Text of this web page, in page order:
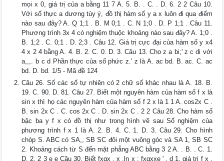
mọi x 0, giá trị của a bằng 11 7 A. 5. B. . C. . D. 6. 2 2 Câu 10.
Với số thực a dương tùy ý, đồ thị hàm số y a x luôn đi qua điểm
nào sau đây? A. Q 1;1 . B. M 0;1 . C. N 1;0 . D. P 1;1 . Câu 11.
Phương trình 3x 4 có nghiệm thuộc khoảng nào sau đây? A. 1;0 .
B. 1;2 . C. 0;1 . D. 2;3 . Câu 12. Giá trị cực đại của hàm số y x4
4 x 2 4 bằng A. 4. B. 2. C. 0. D. 3. Câu 13. Cho z a bi;' z c di với
a,,,. b c d Phần thực của số phức z.' z là A. ac bd. B. ac. C. ac
bd. D. bd. 1/5 - Mã đề 124
Câu 26. Số các số tự nhiên có 2 chữ số khác nhau là A. 18. B.
19. C. 90. D. 81. Câu 27. Biết một nguyên hàm của hàm số f x là
sin x thì họ các nguyên hàm của hàm số f 2 x là 1 1 A. cos2x C .
B. sin 2x C . C. cos 2x C . D. sin 2x C . 2 2 Câu 28. Cho hàm số
bậc ba y f x có đồ thị như trong hình vẽ sau Số nghiệm của
phương trình f x 1 là A. 2. B. 4. C. 1. D. 3. Câu 29. Cho hình
chóp S. ABC có SA,, SB SC đôi một vuông góc và SA 1, SB SC
2. Khoảng cách từ S đến mặt phẳng ABC bằng 3 2 A. . B. . C. 1.
D. 2. 2 3 e e Câu 30. Biết fxgx . x .ln x ; fxgxxe ' . d 1, giá trị f x .